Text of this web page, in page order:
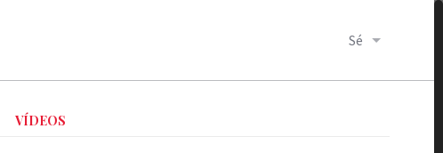
Sé
VÍDEOS